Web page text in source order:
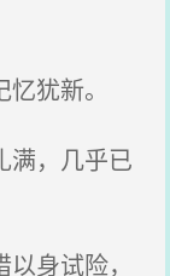
犹新。
，几乎已
身试险，